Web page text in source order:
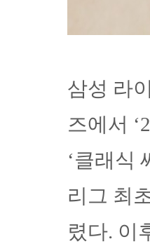
삼성 라
즈에서
‘클래식
리그 최
렸다. 이